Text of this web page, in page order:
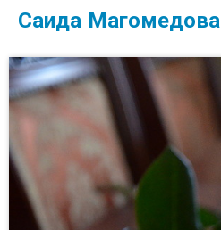
Саида Магомедова